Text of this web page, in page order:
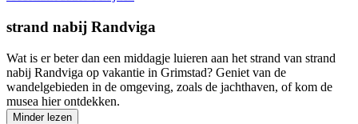
strand nabij Randviga
Wat is er beter dan een middagje luieren aan het strand van strand
nabij Randviga op vakantie in Grimstad? Geniet van de
wandelgebieden in de omgeving, zoals de jachthaven, of kom de
musea hier ontdekken.
Minder lezen